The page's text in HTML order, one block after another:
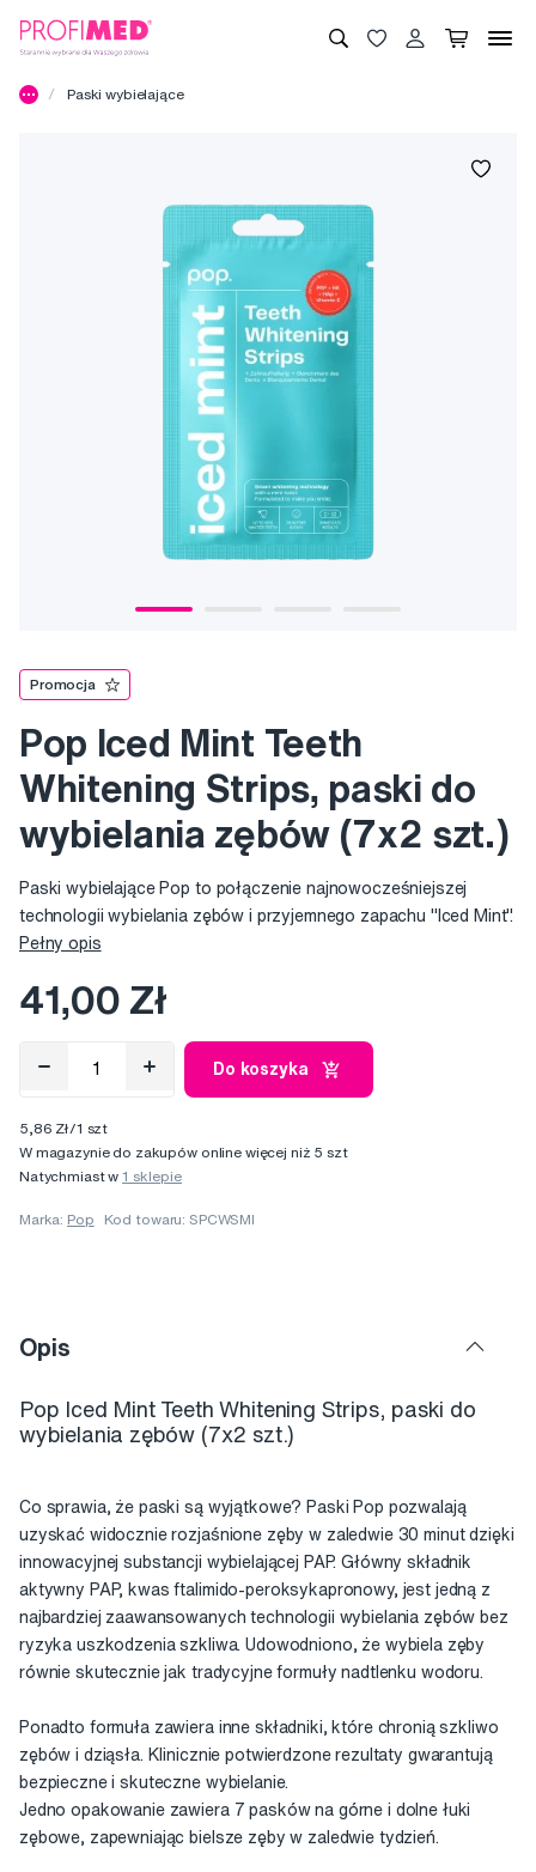
Paski wybielające
Promocja
Pop Iced Mint Teeth
Whitening Strips, paski do
wybielania zębów (7x2 szt.)
Paski wybielające Pop to połączenie najnowocześniejszej
technologii wybielania zębów i przyjemnego zapachu "Iced Mint".
Pełny opis
41,00 Zł
Do koszyka
5,86 Zł/1 szt
W magazynie do zakupów online więcej niż 5 szt
Natychmiast w1 sklepie
Marka: Pop Kod towaru: SPCWSMI
Opis
Pop Iced Mint Teeth Whitening Strips, paski do
wybielania zębów (7x2 szt.)
Co sprawia, że paski są wyjątkowe? Paski Pop pozwalają
uzyskać widocznie rozjaśnione zęby w zaledwie 30 minut dzięki
innowacyjnej substancji wybielającej PAP. Główny składnik
aktywny PAP, kwas ftalimido-peroksykapronowy, jest jedną z
najbardziej zaawansowanych technologii wybielania zębów bez
ryzyka uszkodzenia szkliwa. Udowodniono, że wybiela zęby
równie skutecznie jak tradycyjne formuły nadtlenku wodoru.
Ponadto formuła zawiera inne składniki, które chronią szkliwo
zębów i dziąsła. Klinicznie potwierdzone rezultaty gwarantują
bezpieczne i skuteczne wybielanie.
Jedno opakowanie zawiera 7 pasków na górne i dolne łuki
zębowe, zapewniając bielsze zęby w zaledwie tydzień.